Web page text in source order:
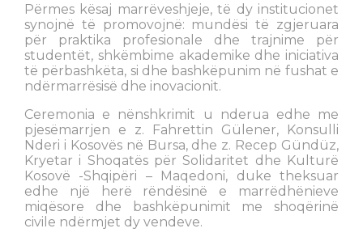
Përmes kësaj marrëveshjeje, të dy institucionet
synojnë të promovojnë: mundësi të zgjeruara
për praktika profesionale dhe trajnime për
studentët, shkëmbime akademike dhe iniciativa
të përbashkëta, si dhe bashkëpunim në fushat e
ndërmarrësisë dhe inovacionit.
Ceremonia e nënshkrimit u nderua edhe me
pjesëmarrjen e z. Fahrettin Gülener, Konsulli
Nderi i Kosovës në Bursa, dhe z. Recep Gündüz,
Kryetar i Shoqatës për Solidaritet dhe Kulturë
Kosovë -Shqipëri – Maqedoni, duke theksuar
edhe një herë rëndësinë e marrëdhënieve
miqësore dhe bashkëpunimit me shoqërinë
civile ndërmjet dy vendeve.